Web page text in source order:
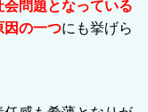
問題となっている
因の一つにも挙げら